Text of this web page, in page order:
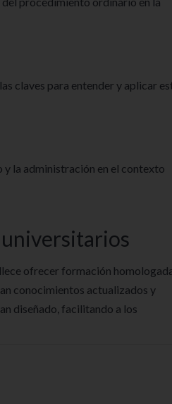
claves para entender y aplicar
la administración en el contexto
universitarios
ofrecer formación
conocimientos actualizados y
diseñado, facilitando a los